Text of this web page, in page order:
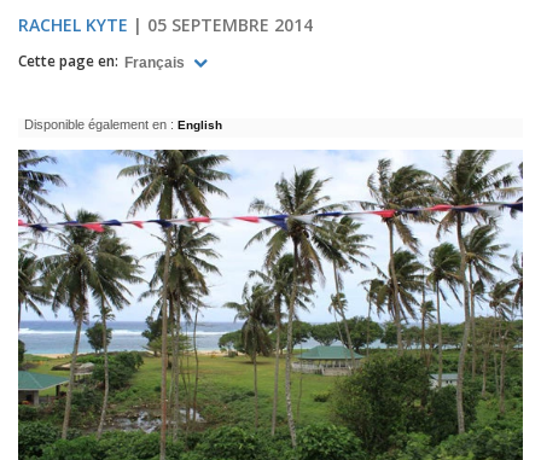
RACHEL KYTE 05 SEPTEMBRE 2014
Cette page en: Français
Disponible également en : English